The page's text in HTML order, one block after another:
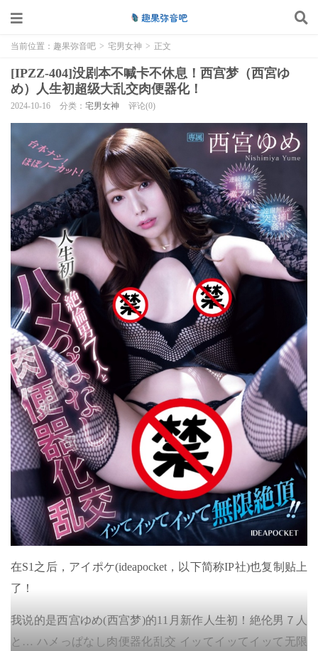
当前位置： 趣果弥音吧 > 宅男女神 > 正文
[IPZZ-404]没剧本不喊卡不休息！西宫梦（西宮ゆ
め）人生初超级大乱交肉便器化！
2024-10-16 分类： 宅男女神 评论(0)
在S1之后，アイポケ(ideapocket，以下简称IP社)也复制贴上
了！
我说的是西宫ゆめ(西宫梦)的11月新作人生初！絶伦男７人
と… ハメっぱなし肉便器化乱交 イッてイッてイッて无限